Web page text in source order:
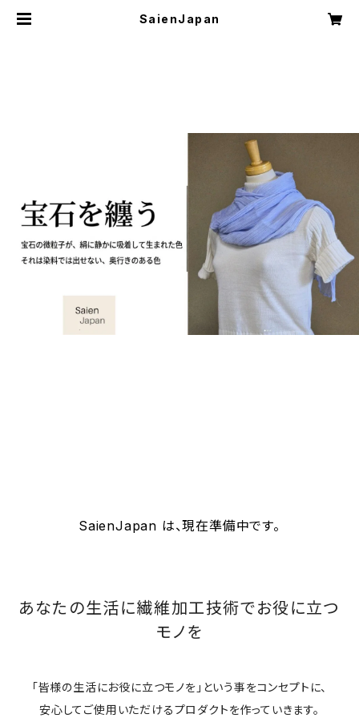
SaienJapan
SaienJapan は、現在準備中です。
あなたの生活に繊維加工技術でお役に立つ
モノを
「皆様の生活にお役に立つモノを」という事をコンセプトに、
安心してご使用いただけるプロダクトを作っていきます。